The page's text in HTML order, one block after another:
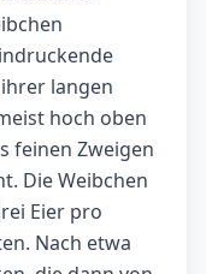
langen
hoch oben
feinen Zweigen
Die Weibchen
Eier pro
Nach etwa